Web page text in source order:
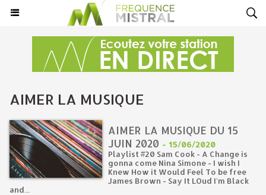
AIMER LA MUSIQUE
AIMER LA MUSIQUE DU 15
JUIN 2020 - 15/06/2020
Playlist #20 Sam Cook - A Change is
gonna come Nina Simone - I wish I
Knew How it Would Feel To be free
James Brown - Say It LOud I'm Black
and...